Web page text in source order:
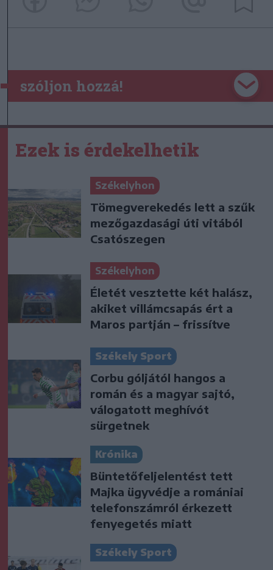
szóljon hozzá!
Ezek is érdekelhetik
Székelyhon
Tömegverekedés lett a szűk
mezőgazdasági úti vitából
Csatószegen
Székelyhon
Életét vesztette két halász,
akiket villámcsapás ért a
Maros partján – frissítve
Székely Sport
Corbu góljától hangos a
román és a magyar sajtó,
válogatott meghívót
sürgetnek
Krónika
Büntetőfeljelentést tett
Majka ügyvédje a romániai
telefonszámról érkezett
fenyegetés miatt
Székely Sport